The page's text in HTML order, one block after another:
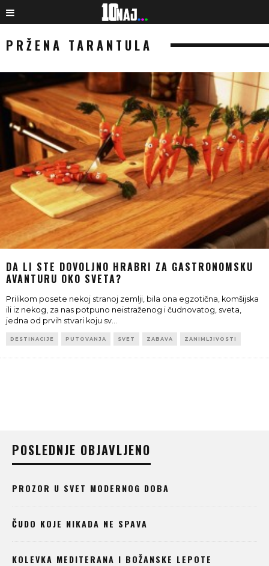
PRŽENA TARANTULA
DA LI STE DOVOLJNO HRABRI ZA GASTRONOMSKU
AVANTURU OKO SVETA?
Prilikom posete nekoj stranoj zemlji, bila ona egzotična, komšijska
ili iz nekog, za nas potpuno neistraženog i čudnovatog, sveta,
jedna od prvih stvari koju sv
DESTINACIJE PUTOVANJA SVET ZABAVA ZANIMLJIVOSTI
POSLEDNJE OBJAVLJENO
PROZOR U SVET MODERNOG DOBA
ČUDO KOJE NIKADA NE SPAVA
KOLEVKA MEDITERANA I BOŽANSKE LEPOTE